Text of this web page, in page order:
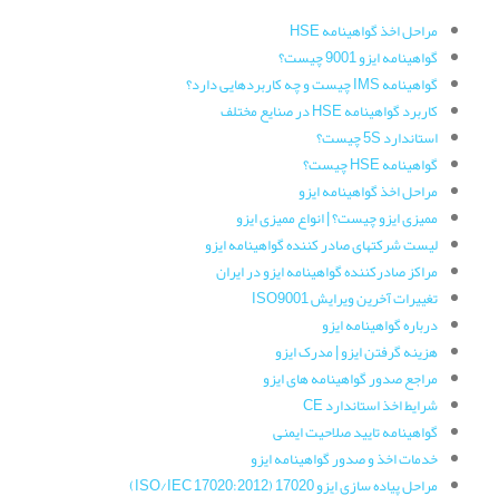
مراحل اخذ گواهینامه HSE
گواهینامه ایزو 9001 چیست؟
گواهینامه IMS چیست و چه کاربردهایی دارد؟
کاربرد گواهینامه HSE در صنایع مختلف
استاندارد 5S چیست؟
گواهینامه HSE چیست؟
مراحل اخذ گواهینامه ایزو
ممیزی ایزو چیست؟ | انواع ممیزی ایزو
لیست شرکتهای صادر کننده گواهینامه ایزو
مراکز صادرکننده گواهینامه ایزو در ایران
تغییرات آخرین ویرایش ISO9001
درباره گواهینامه ایزو
هزینه گرفتن ایزو | مدرک ایزو
مراجع صدور گواهینامه های ایزو
شرایط اخذ استاندارد CE
گواهینامه تایید صلاحیت ایمنی
خدمات اخذ و صدور گواهینامه ایزو
مراحل پیاده سازی ایزو 17020 (ISO/IEC 17020:2012)